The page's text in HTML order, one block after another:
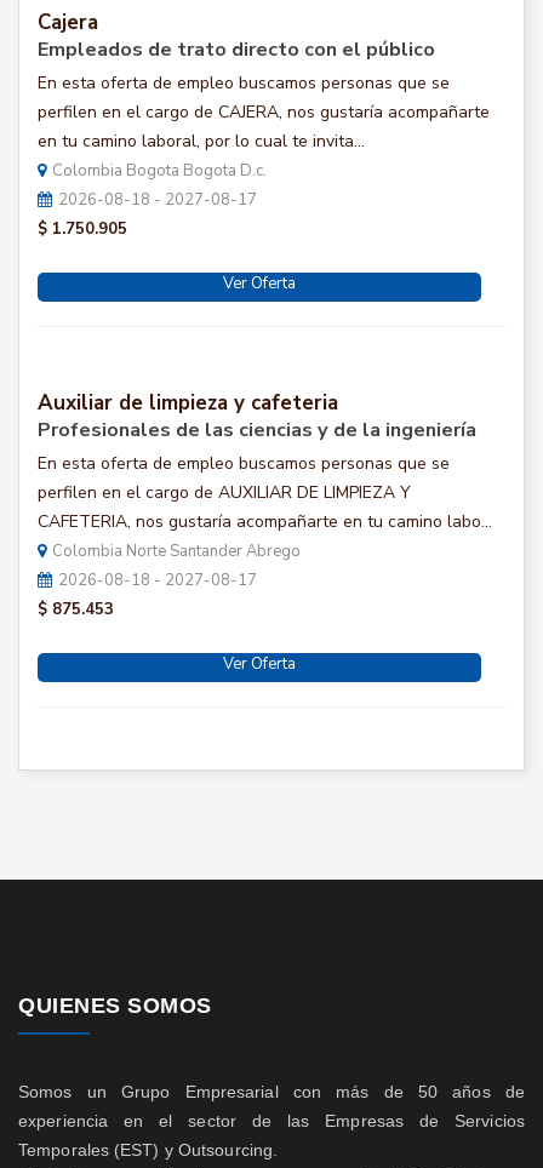
Cajera
Empleados de trato directo con el público
En esta oferta de empleo buscamos personas que se
perfilen en el cargo de CAJERA, nos gustaría acompañarte
en tu camino laboral, por lo cual te invita...
Colombia Bogota Bogota D.c.
2026-08-18 - 2027-08-17
$ 1.750.905
Ver Oferta
Auxiliar de limpieza y cafeteria
Profesionales de las ciencias y de la ingeniería
En esta oferta de empleo buscamos personas que se
perfilen en el cargo de AUXILIAR DE LIMPIEZA Y
CAFETERIA, nos gustaría acompañarte en tu camino labo...
Colombia Norte Santander Abrego
2026-08-18 - 2027-08-17
$ 875.453
Ver Oferta
QUIENES SOMOS
Somos un Grupo Empresarial con más de 50 años de
experiencia en el sector de las Empresas de Servicios
Temporales (EST) y Outsourcing.